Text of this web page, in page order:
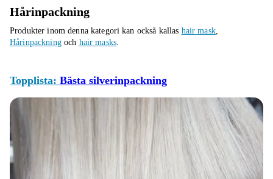
Hårinpackning
Produkter inom denna kategori kan också kallas hair mask,
Hårinpackningoch hair masks.
Topplista: Bästa silverinpackning